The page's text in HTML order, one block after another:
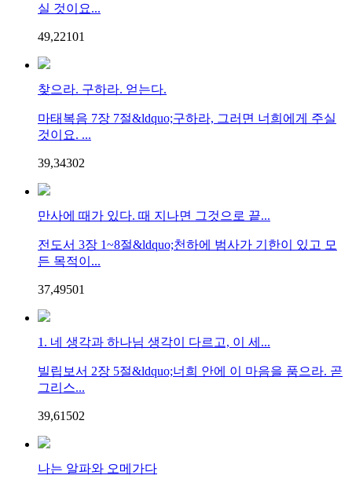
실 것이요...
49,22101
찾으라. 구하라. 얻는다.
마태복음 7장 7절&ldquo;구하라, 그러면 너희에게 주실
것이요. ...
39,34302
만사에 때가 있다. 때 지나면 그것으로 끝...
전도서 3장 1~8절&ldquo;천하에 범사가 기한이 있고 모
든 목적이...
37,49501
1. 네 생각과 하나님 생각이 다르고, 이 세...
빌립보서 2장 5절&ldquo;너희 안에 이 마음을 품으라. 곧
그리스...
39,61502
나는 알파와 오메가다